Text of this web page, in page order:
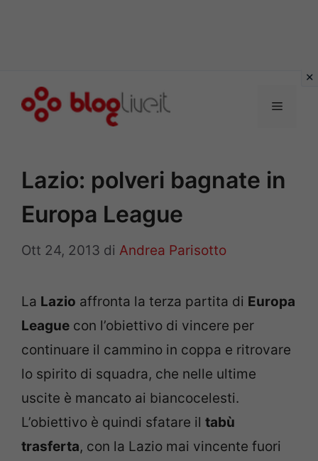
Menu
Lazio: polveri bagnate in
Europa League
Ott 24, 2013 di Andrea Parisotto
La Lazio affronta la terza partita di Europa
League con l’obiettivo di vincere per
continuare il cammino in coppa e ritrovare
lo spirito di squadra, che nelle ultime
uscite è mancato ai biancocelesti.
L’obiettivo è quindi sfatare il tabù
trasferta, con la Lazio mai vincente fuori